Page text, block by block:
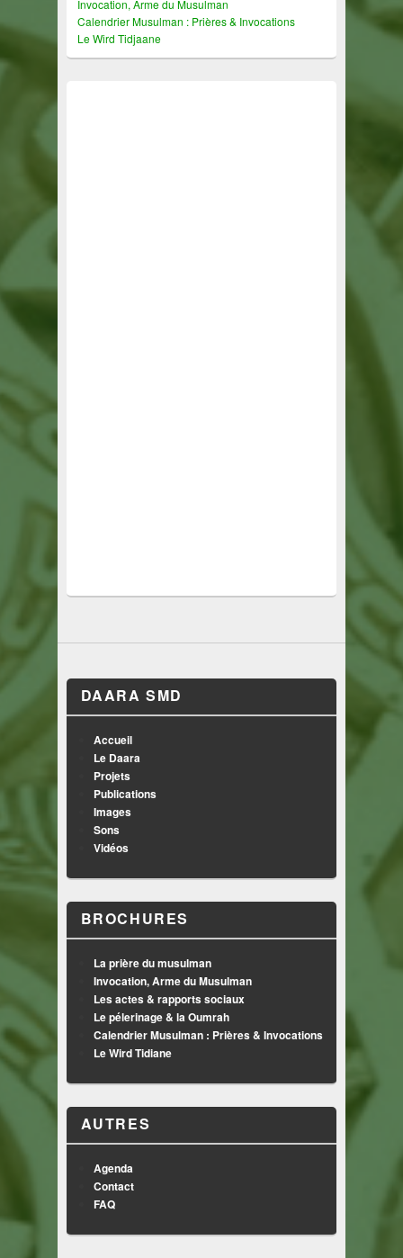
Invocation, Arme du Musulman
Calendrier Musulman : Prières & Invocations
Le Wird Tidjaane
DAARA SMD
Accueil
Le Daara
Projets
Publications
Images
Sons
Vidéos
BROCHURES
La prière du musulman
Invocation, Arme du Musulman
Les actes & rapports sociaux
Le pélerinage & la Oumrah
Calendrier Musulman : Prières & Invocations
Le Wird Tidiane
AUTRES
Agenda
Contact
FAQ